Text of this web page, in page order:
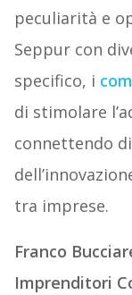
peculiarità e
Seppur con
specifico, i
di stimolare
connettendo
tra imprese.
Franco
Imprenditori